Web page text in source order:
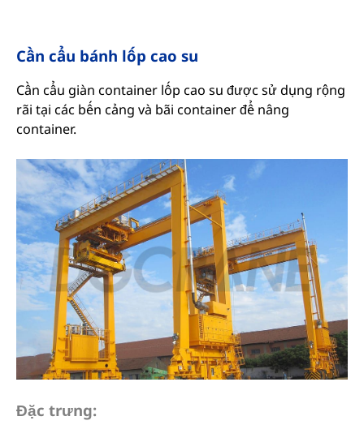
Cần cẩu bánh lốp cao su
Cần cẩu giàn container lốp cao su được sử dụng rộng
rãi tại các bến cảng và bãi container để nâng
container.
Đặc trưng: